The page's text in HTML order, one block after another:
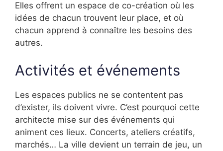
Elles offrent un espace de co-création où les
idées de chacun trouvent leur place, et où
chacun apprend à connaître les besoins des
autres.
Activités et événements
Les espaces publics ne se contentent pas
d’exister, ils doivent vivre. C’est pourquoi cette
architecte mise sur des événements qui
animent ces lieux. Concerts, ateliers créatifs,
marchés… La ville devient un terrain de jeu, un